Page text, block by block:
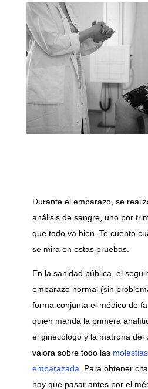
Durante el embarazo, se
análisis de sangre, uno por
que todo va bien. Te cuento
se mira en estas pruebas.
En la sanidad pública, el
embarazo normal (sin
forma conjunta el médico de
quien manda la primera
el ginecólogo y la matrona del
valora sobre todo las
embarazada . Para obtener
hay que pasar antes por el